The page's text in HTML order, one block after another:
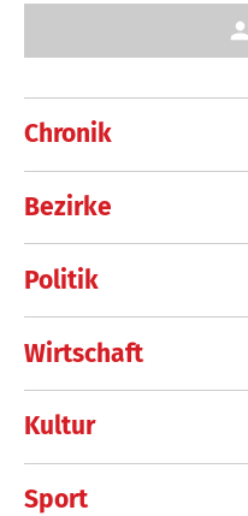
Chronik
Bezirke
Politik
Wirtschaft
Kultur
Sport